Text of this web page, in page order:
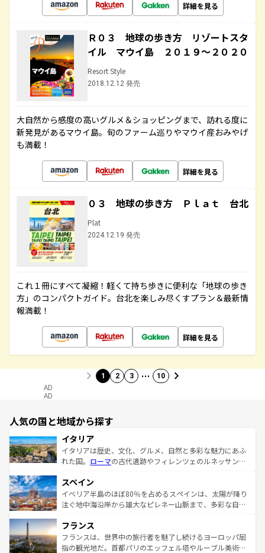
詳細を見る
Ｒ０３ 地球の歩き方 リゾートスタ
イル マウイ島 ２０１９～２０２０
Resort Style
2018.12.12 発売
大自然から感度の高いグルメ＆ショッピングまで、訪れる度に
新発見があるマウイ島。旬のファーム巡りやマウイ産おみやげ
も満載！
詳細を見る
０３ 地球の歩き方 Ｐｌａｔ 台北
Plat
2024.12.19 発売
これ１冊にすべて凝縮！軽くて持ち歩きに便利な「地球の歩き
方」のコンパクトガイド。台北を楽しみ尽くすプラン＆最新情
報満載！
詳細を見る
1 2 3 … 10
AD
AD
人気の国と地域から探す
イタリア
イタリアは歴史、文化、グルメ、自然と多彩な魅力にあふ
れた国。 ローマの古代遺跡やフィレンツェのルネッサンス
ろん、トスカーナの美しい田園風景やアマルフィ海岸の絶
景など、自然景観も見逃せない。観光の合間には、本場の
ピザやパスタなど、絶品のイタリア料理を堪能することも
ませてくれるイタリアで、忘れられない旅をしてみよう！
なお、新着のイタリア情報はコンテンツ一覧 を参照してほ
しい。
スペイン
イベリア半島のほぼ80％を占めるスペインは、太陽が降り
注ぐ地中海沿岸から雄大なピレネー山脈まで、多彩な自然
文化が根付くこの国では、情熱的なフラメンコ、熱気あふ
れる闘牛、そして美味しいタパスが生活の一部となってい
る。首都マドリードの洗練された雰囲気や、バルセロナの
フランス
フランスは、世界中の旅行者を魅了し続けるヨーロッパ屈
指の観光地だ。首都パリのエッフェル塔やルーブル美術館